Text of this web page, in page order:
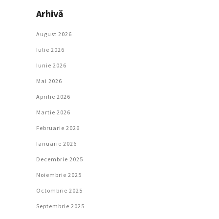
Arhivă
August 2026
Iulie 2026
Iunie 2026
Mai 2026
Aprilie 2026
Martie 2026
Februarie 2026
Ianuarie 2026
Decembrie 2025
Noiembrie 2025
Octombrie 2025
Septembrie 2025